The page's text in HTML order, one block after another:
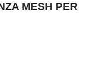
MESH PER